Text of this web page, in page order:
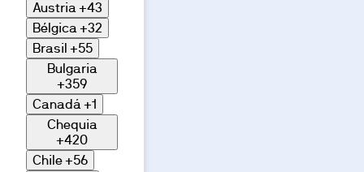
Austria+43
Bélgica+32
Brasil +55
Bulgaria
+359
Canadá+1
Chequia
+420
Chile+56